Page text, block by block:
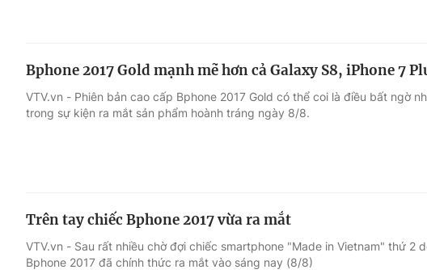
Bphone 2017 Gold mạnh mẽ hơn cả Galaxy S8, iPhone 7
VTV.vn - Phiên bản cao cấp Bphone 2017 Gold có thể coi là điều bất ngờ
trong sự kiện ra mắt sản phẩm hoành tráng ngày 8/8.
Trên tay chiếc Bphone 2017 vừa ra mắt
VTV.vn - Sau rất nhiều chờ đợi chiếc smartphone "Made in Vietnam" thứ 2
Bphone 2017 đã chính thức ra mắt vào sáng nay (8/8)